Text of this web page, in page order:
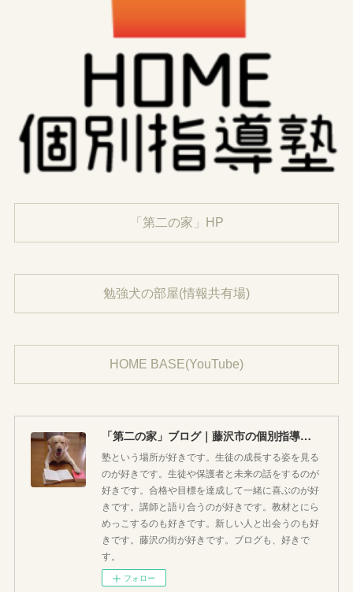
「第二の家」HP
勉強犬の部屋(情報共有場)
HOME BASE(YouTube)
「第二の家」ブログ｜藤沢市の個別指導塾のお話
塾という場所が好きです。生徒の成長する姿を見る
のが好きです。生徒や保護者と未来の話をするのが
好きです。合格や目標を達成して一緒に喜ぶのが好
きです。講師と語り合うのが好きです。教材とにら
めっこするのも好きです。新しい人と出会うのも好
きです。藤沢の街が好きです。ブログも、好きで
す。
フォロー